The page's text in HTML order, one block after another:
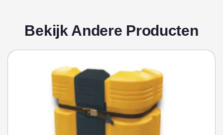
Bekijk Andere Producten